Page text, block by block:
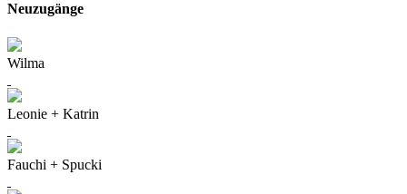
Neuzugänge
Wilma
Leonie + Katrin
Fauchi + Spucki